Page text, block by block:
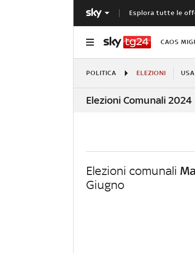
Esplora tutte le
CAOS
POLITICA ELEZIONI USA
Elezioni Comunali 2024
Elezioni comunali
Giugno